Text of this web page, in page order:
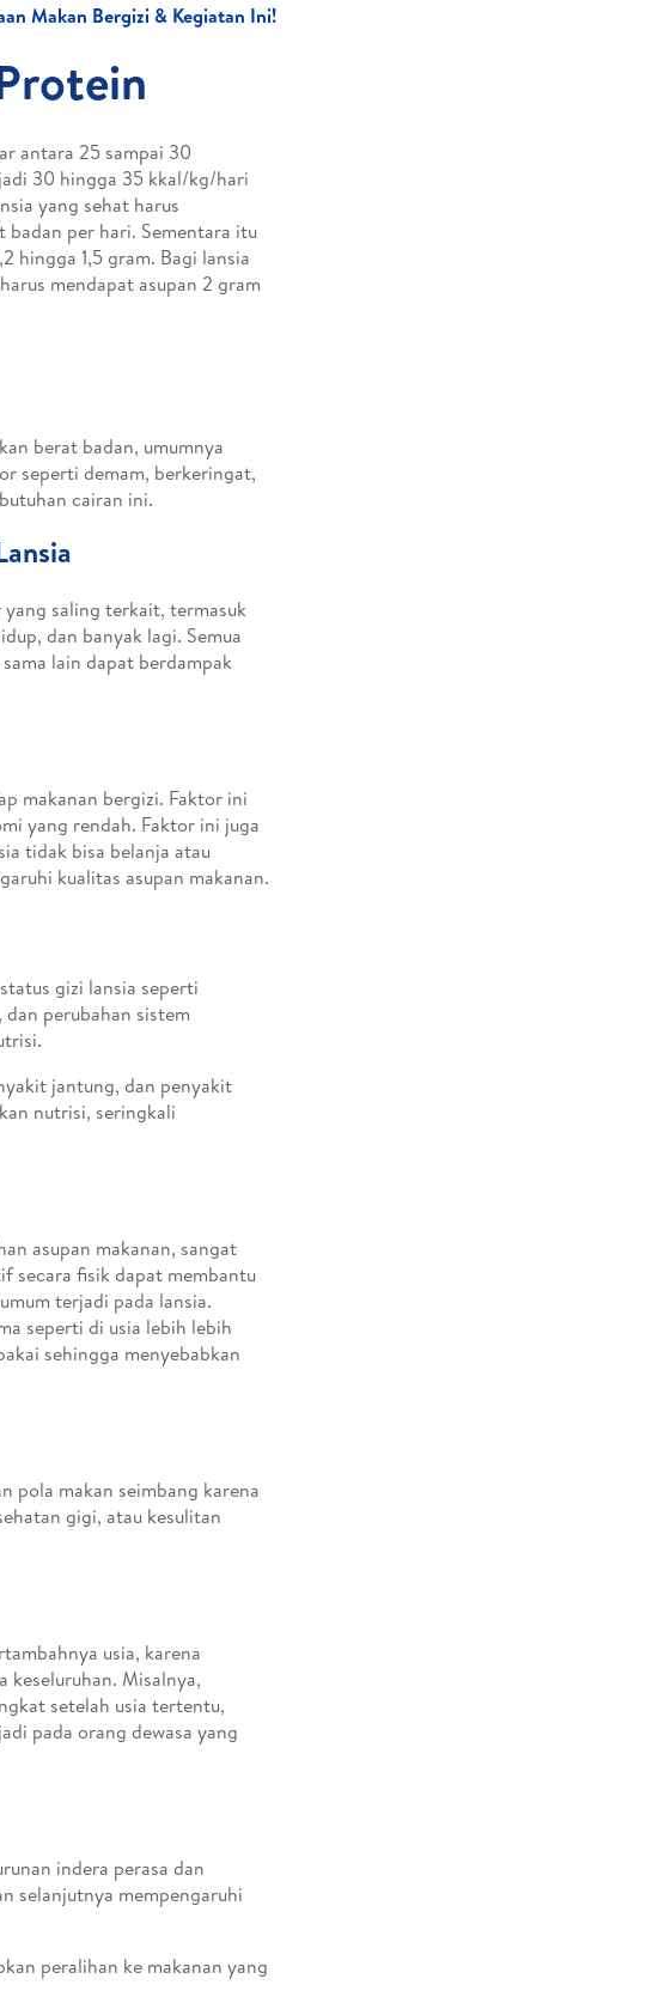
Makan Bergizi & Kegiatan Ini!
antara 25 sampai 30
30 hingga 35 kkal/kg/hari
yang sehat harus
badan per hari. Sementara itu
hingga 1,5 gram. Bagi lansia
mendapat asupan 2 gram
berat badan, umumnya
seperti demam, berkeringat,
cairan ini.
saling terkait, termasuk
dan banyak lagi. Semua
lain dapat berdampak
makanan bergizi. Faktor ini
yang rendah. Faktor ini juga
tidak bisa belanja atau
kualitas asupan makanan.
gizi lansia seperti
perubahan sistem
jantung, dan penyakit
nutrisi, seringkali
asupan makanan, sangat
secara fisik dapat membantu
terjadi pada lansia.
seperti di usia lebih lebih
sehingga menyebabkan
pola makan seimbang karena
gigi, atau kesulitan
usia, karena
keseluruhan. Misalnya,
setelah usia tertentu,
pada orang dewasa yang
indera perasa dan
selanjutnya mempengaruhi
peralihan ke makanan yang